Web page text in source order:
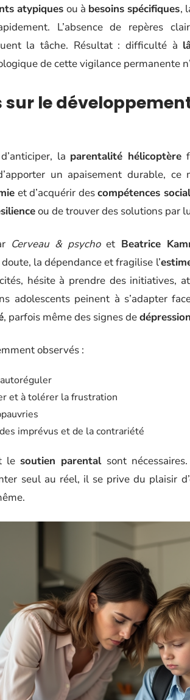
atypiques ou à besoins spécifiques,
L’absence de repères
la tâche. Résultat : difficulté à
de cette vigilance permanente
sur le
la parentalité hélicoptère
un apaisement durable, ce
et d’acquérir descompétences
ou de trouver des solutions par
Cerveau & psychoet Beatrice
la dépendance et fragilise l’
hésite à prendre des initiatives,
adolescents peinent à s’adapter
, parfois même des signes dedépression
observés :
et à tolérer la frustration
imprévus et de la contrariété
le soutien parentalsont
seul au réel, il se prive du plaisir